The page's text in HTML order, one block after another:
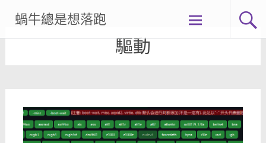
content
蝸牛總是想落跑
驅動